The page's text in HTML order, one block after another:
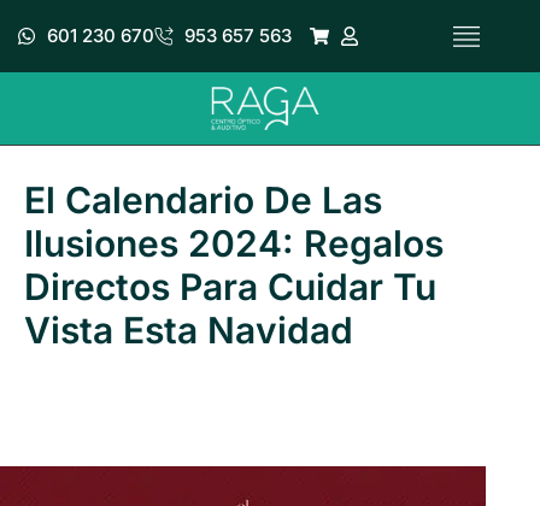
contenido
601 230 670 953 657 563
El Calendario De Las
Ilusiones 2024: Regalos
Directos Para Cuidar Tu
Vista Esta Navidad